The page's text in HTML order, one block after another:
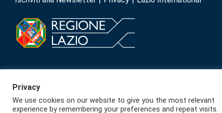
Privacy
We use cookies on our website to give you the most relevant
experience by remembering your preferences and repeat visits.